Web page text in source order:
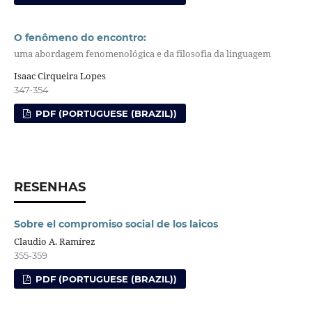
O fenômeno do encontro:
uma abordagem fenomenológica e da filosofia da linguagem
Isaac Cirqueira Lopes
347-354
PDF (PORTUGUESE (BRAZIL))
RESENHAS
Sobre el compromiso social de los laicos
Claudio A. Ramírez
355-359
PDF (PORTUGUESE (BRAZIL))